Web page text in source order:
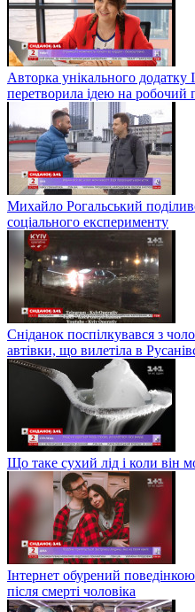
Авторка унікального додатку
перетворила ідею на робочий
Михайло Рогальський
соціального експерименту
Сніданок поспілкувався з
автівки, що вилетіла в
Що таке сухий лід і коли він
Інтернет обурений
після смерті чоловіка